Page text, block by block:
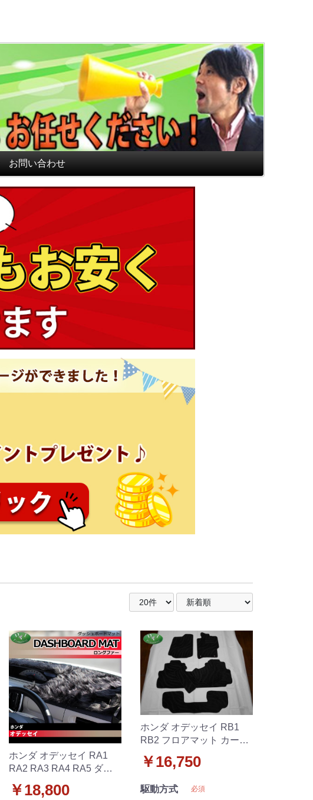
お問い合わせ
ホンダ オデッセイ RA1
RA2 RA3 RA4 RA5 ダッ
ファー ハイパイル 受注生
￥18,800
ホンダ オデッセイ RB1
RB2 フロアマット カーマ
￥16,750
駆動方式 必須